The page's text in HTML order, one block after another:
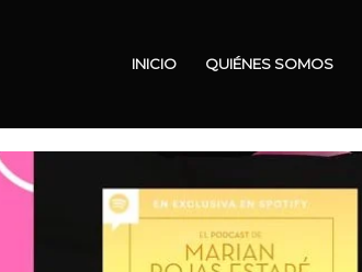
INICIO QUIÉNES SOMOS